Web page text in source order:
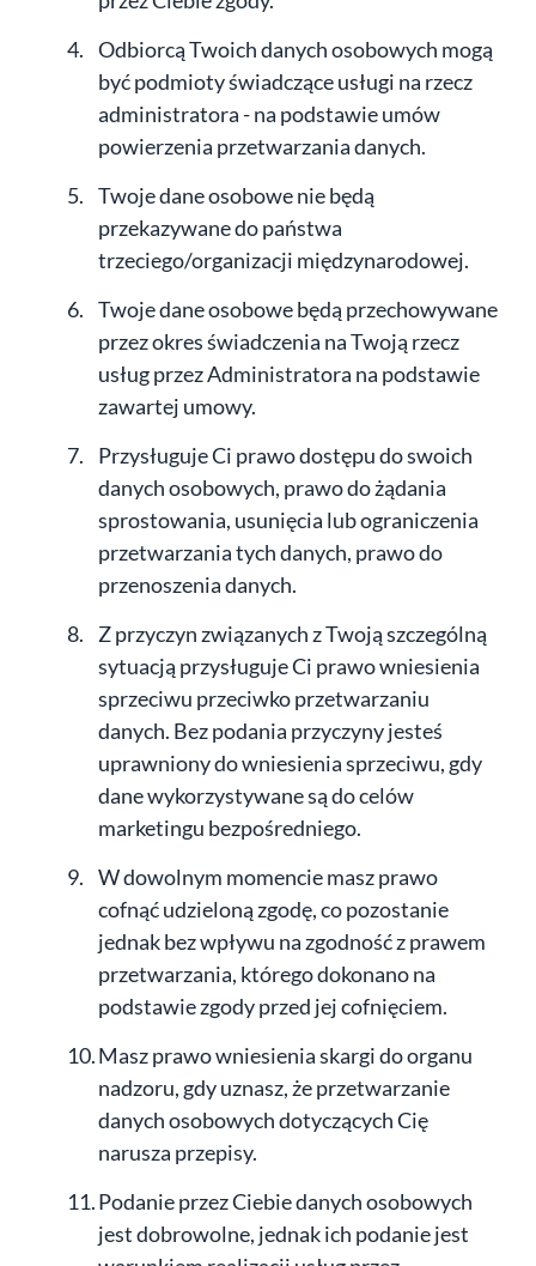
Odbiorcą Twoich danych osobowych mogą
być podmioty świadczące usługi na rzecz
administratora - na podstawie umów
powierzenia przetwarzania danych.
Twoje dane osobowe nie będą
przekazywane do państwa
trzeciego/organizacji międzynarodowej.
Twoje dane osobowe będą przechowywane
przez okres świadczenia na Twoją rzecz
usług przez Administratora na podstawie
zawartej umowy.
Przysługuje Ci prawo dostępu do swoich
danych osobowych, prawo do żądania
sprostowania, usunięcia lub ograniczenia
przetwarzania tych danych, prawo do
przenoszenia danych.
Z przyczyn związanych z Twoją szczególną
sytuacją przysługuje Ci prawo wniesienia
sprzeciwu przeciwko przetwarzaniu
danych. Bez podania przyczyny jesteś
uprawniony do wniesienia sprzeciwu, gdy
dane wykorzystywane są do celów
marketingu bezpośredniego.
W dowolnym momencie masz prawo
cofnąć udzieloną zgodę, co pozostanie
jednak bez wpływu na zgodność z prawem
przetwarzania, którego dokonano na
podstawie zgody przed jej cofnięciem.
Masz prawo wniesienia skargi do organu
nadzoru, gdy uznasz, że przetwarzanie
danych osobowych dotyczących Cię
narusza przepisy.
Podanie przez Ciebie danych osobowych
jest dobrowolne, jednak ich podanie jest